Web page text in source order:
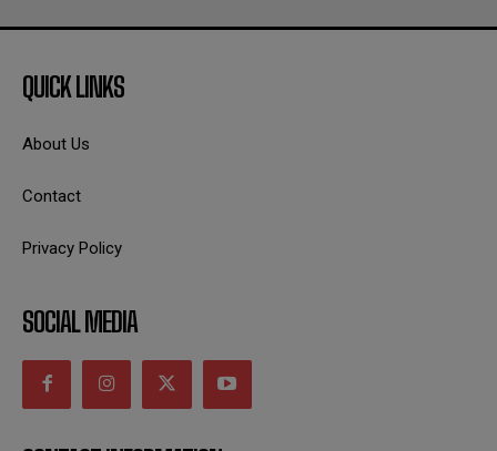
QUICK LINKS
About Us
Contact
Privacy Policy
SOCIAL MEDIA